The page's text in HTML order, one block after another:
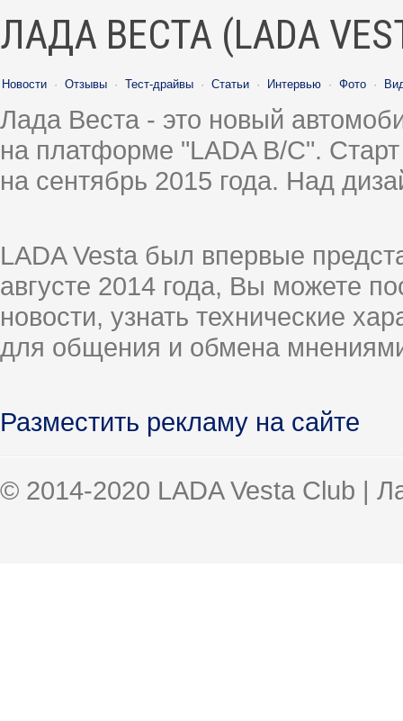
ЛАДА ВЕСТА (LADA
Новости · Отзывы · Тест-драйвы · Статьи · Интервью · Фото ·
Лада Веста - это новый
на платформе "LADA B/C".
на сентябрь 2015 года. Над
LADA Vesta был впервые
августе 2014 года, Вы можете
новости, узнать технические
для общения и обмена
Разместить рекламу на сайте
© 2014-2020 LADA Vesta Club |